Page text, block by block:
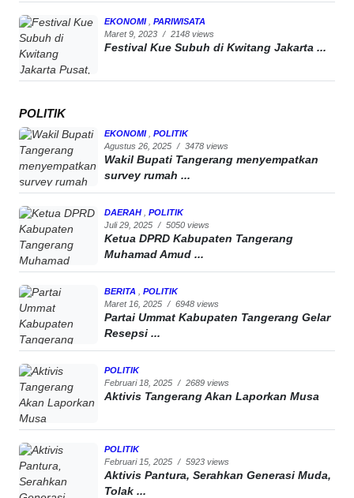
EKONOMI
PARIWISATA
Maret 9, 2023 / 2148 views
Festival Kue Subuh di Kwitang Jakarta ...
POLITIK
EKONOMI
POLITIK
Agustus 26, 2025 / 3478 views
Wakil Bupati Tangerang menyempatkan
survey rumah ...
DAERAH
POLITIK
Juli 29, 2025 / 5050 views
Ketua DPRD Kabupaten Tangerang
Muhamad Amud ...
BERITA
POLITIK
Maret 16, 2025 / 6948 views
Partai Ummat Kabupaten Tangerang Gelar
Resepsi ...
POLITIK
Februari 18, 2025 / 2689 views
Aktivis Tangerang Akan Laporkan Musa
POLITIK
Februari 15, 2025 / 5923 views
Aktivis Pantura, Serahkan Generasi Muda,
Tolak ...